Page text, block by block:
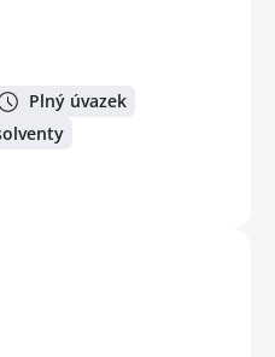
Plný úvazek